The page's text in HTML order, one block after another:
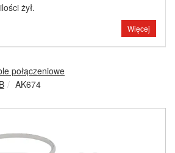
ilości żył.
Więcej
połączeniowe
AK674